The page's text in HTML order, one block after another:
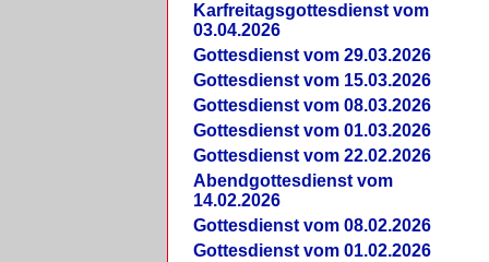
Karfreitagsgottesdienst vom
03.04.2026
Gottesdienst vom 29.03.2026
Gottesdienst vom 15.03.2026
Gottesdienst vom 08.03.2026
Gottesdienst vom 01.03.2026
Gottesdienst vom 22.02.2026
Abendgottesdienst vom
14.02.2026
Gottesdienst vom 08.02.2026
Gottesdienst vom 01.02.2026